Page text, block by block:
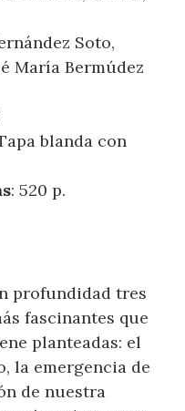
Soto,
María Bermúdez
blanda con
: 520 p.
profundidad tres
fascinantes que
planteadas: el
la emergencia de
de nuestra